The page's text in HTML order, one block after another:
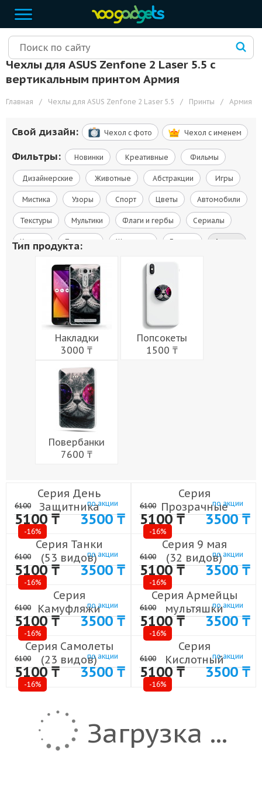
Чехлы для ASUS Zenfone 2 Laser 5.5 с
вертикальным принтом Армия
Главная / Чехлы для ASUS Zenfone 2 Laser 5.5 / Принты / Армия
Свой дизайн: Чехол c фото Чехол c именем
Фильтры: Новинки Креативные Фильмы
Дизайнерские Животные Абстракции Игры
Мистика Узоры Спорт Цветы Автомобили
Текстуры Мультики Флаги и гербы Сериалы
Космос Природа Живопись Города Армия
Музыка
Праздники
Тип продукта:
Накладки
3000 ₸
Попсокеты
1500 ₸
Повербанки
7600 ₸
Серия День
Защитника
Отечества
(24 видов)
-16%
6100
5100 ₸
по акции
3500 ₸
Серия
Прозрачные
армия
(19 видов)
-16%
6100
5100 ₸
по акции
3500 ₸
Серия Танки
(53 видов)
-16%
6100
5100 ₸
по акции
3500 ₸
Серия 9 мая
(32 видов)
-16%
6100
5100 ₸
по акции
3500 ₸
Серия
Камуфляжи
(12 видов)
-16%
6100
5100 ₸
по акции
3500 ₸
Серия Армейцы
мультяшки
(8 видов)
-16%
6100
5100 ₸
по акции
3500 ₸
Серия Самолеты
(23 видов)
-16%
6100
5100 ₸
по акции
3500 ₸
Серия
Кислотный
камуфляж
(5 видов)
-16%
6100
5100 ₸
по акции
3500 ₸
Загрузка ...